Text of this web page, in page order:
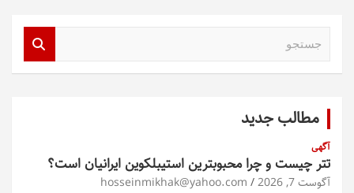
مطالب جدید
آگهی
تتر چیست و چرا محبوبترین استیبلکوین ایرانیان است؟
آگوست 7, 2026 hosseinmikhak@yahoo.com